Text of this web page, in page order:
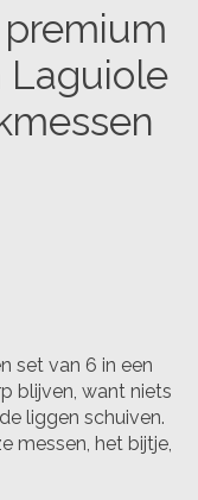
Laguiole
set van 6 in een
blijven, want niets
liggen schuiven.
messen, het bijtje,